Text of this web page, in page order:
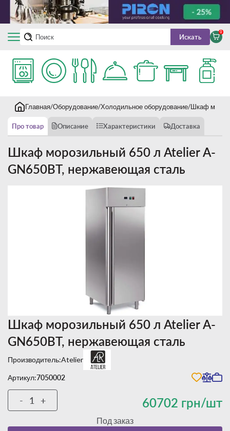
Искать
0
Главная Оборудование Холодильное оборудование Шкаф
Про товар Описание Характеристики Доставка
Шкаф морозильный 650 л Atelier А-
GN650BT, нержавеющая сталь
Шкаф морозильный 650 л Atelier А-
GN650BT, нержавеющая сталь
Производитель:Atelier
Артикул:7050002
60702 грн/шт
- +
Под заказ